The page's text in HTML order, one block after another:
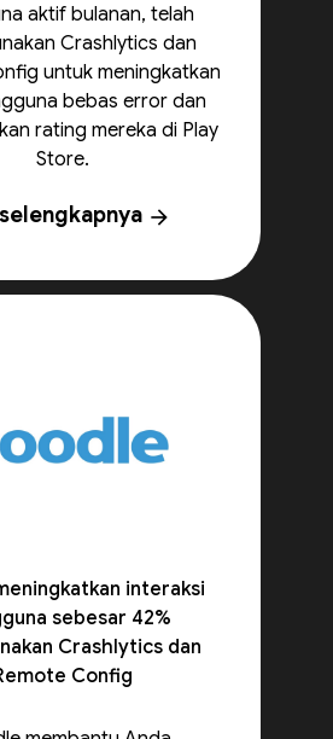
aktif bulanan, telah
Crashlytics dan
untuk meningkatkan
bebas error dan
rating mereka di Play
Store.
arrow_forward
interaksi
sebesar 42%
Crashlytics dan
Config